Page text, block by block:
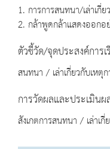
1. การการสนทนา/เล่าเกี่
2. กล้าพูดกล้าแสดงออกอ
ตัวชี้วัด/จุดประสงค์การ
สนทนา / เล่าเกี่ยวกับเหตุ
การวัดผลและประเมินผ
สังเกตการสนทนา / เล่าเ